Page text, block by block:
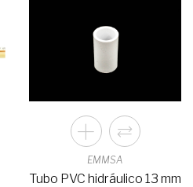
EMMSA
Tubo PVC hidráulico 13 mm